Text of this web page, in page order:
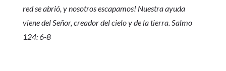
red se abrió, y nosotros escapamos! Nuestra ayuda
viene del Señor, creador del cielo y de la tierra. Salmo
124: 6-8